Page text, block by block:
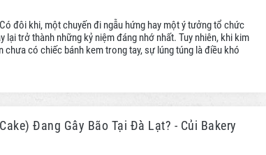
đôi khi, một chuyến đi ngẫu hứng hay một ý tưởng tổ chức
trở thành những kỷ niệm đáng nhớ nhất. Tuy nhiên, khi kim
có chiếc bánh kem trong tay, sự lúng túng là điều khó
Đang Gây Bão Tại Đà Lạt? - Củi Bakery